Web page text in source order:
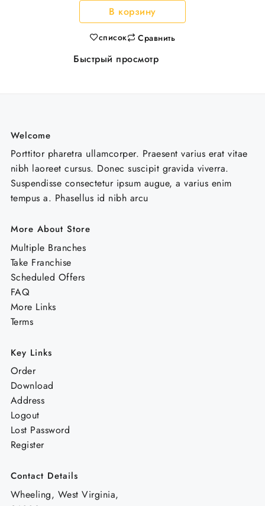
В корзину
список Сравнить
Быстрый просмотр
Welcome
Porttitor pharetra ullamcorper. Praesent varius erat vitae
nibh laoreet cursus. Donec suscipit gravida viverra.
Suspendisse consectetur ipsum augue, a varius enim
tempus a. Phasellus id nibh arcu
More About Store
Multiple Branches
Take Franchise
Scheduled Offers
FAQ
More Links
Terms
Key Links
Order
Download
Address
Logout
Lost Password
Register
Contact Details
Wheeling, West Virginia,